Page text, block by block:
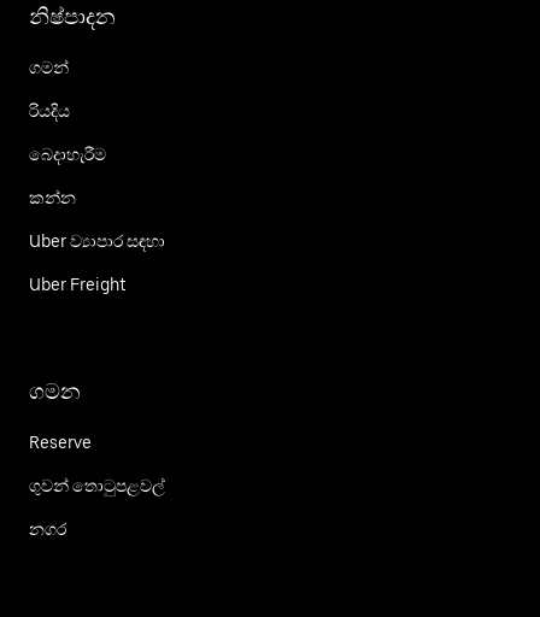
නිෂ්පාදන
ගමන්
රියදිය
බෙදාහැරීම
කන්න
Uber ව්‍යාපාර සඳහා
Uber Freight
ගමන
Reserve
ගුවන් තොටුපළවල්
නගර